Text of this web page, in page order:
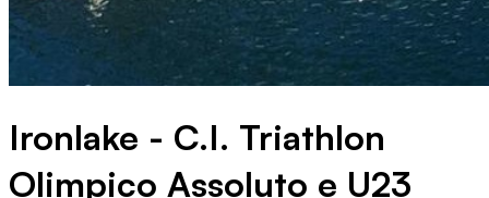
Ironlake - C.I. Triathlon
Olimpico Assoluto e U23